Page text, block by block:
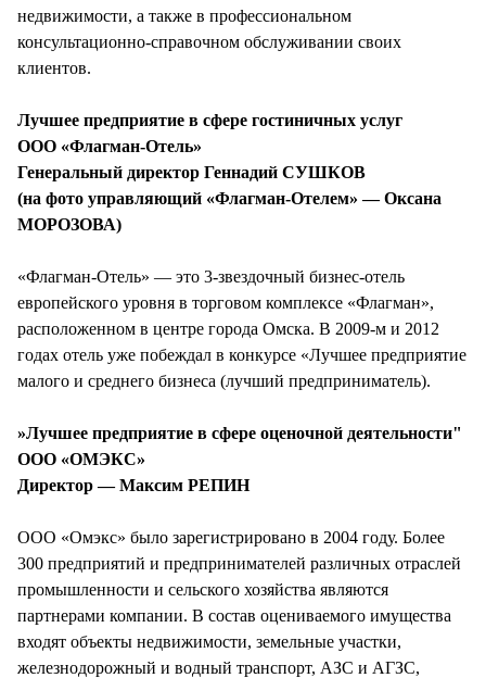
недвижимости, а также в профессиональном
консультационно-справочном обслуживании своих
клиентов.
Лучшее предприятие в сфере гостиничных услуг
ООО «Флагман-Отель»
Генеральный директор Геннадий СУШКОВ
(на фото управляющий «Флагман-Отелем» — Оксана
МОРОЗОВА)
«Флагман-Отель» — это 3-звездочный бизнес-отель
европейского уровня в торговом комплексе «Флагман»,
расположенном в центре города Омска. В 2009-м и 2012
годах отель уже побеждал в конкурсе «Лучшее предприятие
малого и среднего бизнеса (лучший предприниматель).
»Лучшее предприятие в сфере оценочной деятельности"
ООО «ОМЭКС»
Директор — Максим РЕПИН
ООО «Омэкс» было зарегистрировано в 2004 году. Более
300 предприятий и предпринимателей различных отраслей
промышленности и сельского хозяйства являются
партнерами компании. В состав оцениваемого имущества
входят объекты недвижимости, земельные участки,
железнодорожный и водный транспорт, АЗС и АГЗС,